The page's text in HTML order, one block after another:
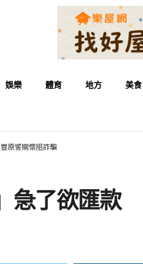
娛樂 體育 地方 美食
原警關懷阻詐騙
急了欲匯款